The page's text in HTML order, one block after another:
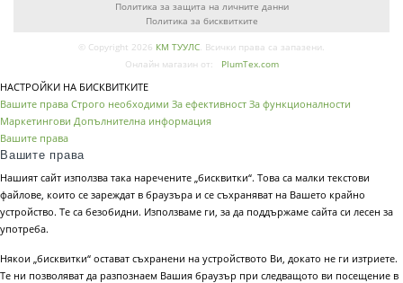
Политика за защита на личните данни
Политика за бисквитките
© Copyright 2026 КМ ТУУЛС. Всички права са запазени.
Онлайн магазин от:
PlumTex.com
НАСТРОЙКИ НА БИСКВИТКИТЕ
Вашите права Строго необходими За ефективност За функционалности
Маркетингови Допълнителна информация
Вашите права
Вашите права
Нашият сайт използва така наречените „бисквитки“. Това са малки текстови
файлове, които се зареждат в браузъра и се съхраняват на Вашето крайно
устройство. Те са безобидни. Използваме ги, за да поддържаме сайта си лесен за
употреба.
Някои „бисквитки“ остават съхранени на устройството Ви, докато не ги изтриете.
Те ни позволяват да разпознаем Вашия браузър при следващото ви посещение в